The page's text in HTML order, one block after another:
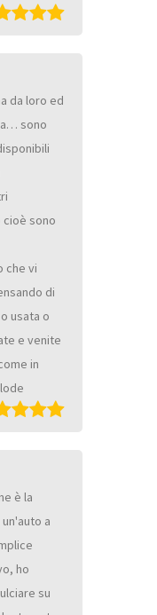
da loro ed
sono
cioè sono
che vi
di
usata o
e venite
in
è la
a
ho
su